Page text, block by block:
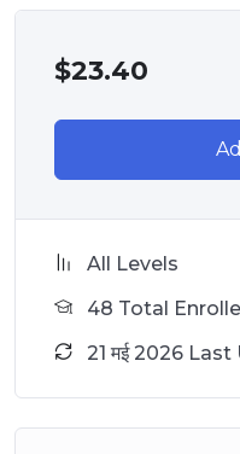
$23.40
All Levels
48 Total
21 मई 2026